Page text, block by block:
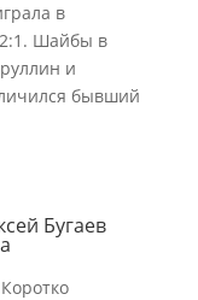
в
2:1. Шайбы в
и
бывший
Бугаев
Коротко